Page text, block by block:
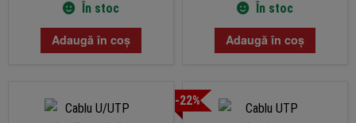
În stoc
Adaugă în coș
În stoc
Adaugă în coș
-22%